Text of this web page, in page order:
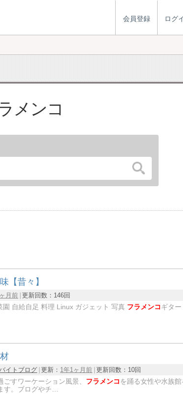
会員登録 ログ
メンコ
【昔々】
月前 更新回数： 146回
自給自足 料理 Linux ガジェット 写真 フラメンコ ギタ
イトブログ 更新： 1年1ヶ月前 更新回数： 10回
すワーケーション風景、 フラメンコ を踊る女性や水族
す。ブログやチ…